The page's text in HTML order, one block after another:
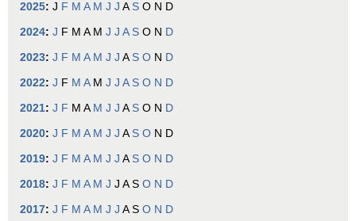
2025: J F M A M J J A S O N D
2024: J F M A M J J A S O N D
2023: J F M A M J J A S O N D
2022: J F M A M J J A S O N D
2021: J F M A M J J A S O N D
2020: J F M A M J J A S O N D
2019: J F M A M J J A S O N D
2018: J F M A M J J A S O N D
2017: J F M A M J J A S O N D